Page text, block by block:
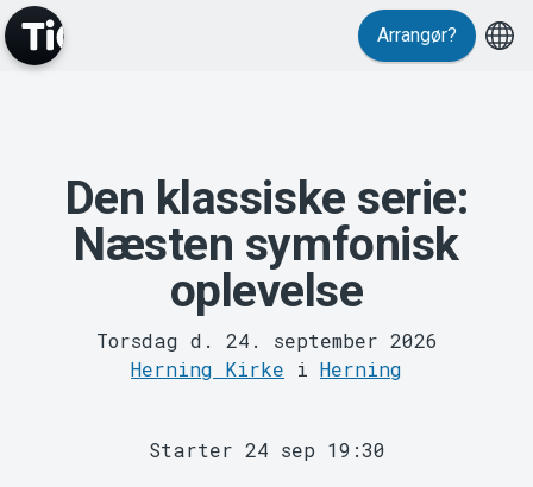
MyTickster
Arrangør?
Den klassiske serie:
Næsten symfonisk
oplevelse
Torsdag d. 24. september 2026
Herning Kirke i Herning
Starter 24 sep 19:30